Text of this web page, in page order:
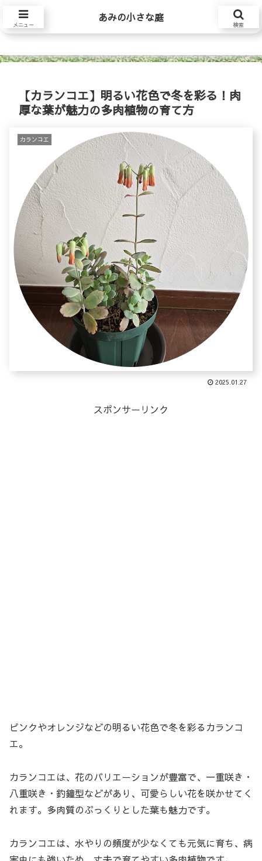
あみの小さな庭
【カランコエ】明るい花色で冬を彩る！肉
厚な葉が魅力の多肉植物の育て方
カランコエ
2025.01.27
スポンサーリンク
ピンクやオレンジなどの明るい花色で冬を彩るカランコ
エ。
カランコエは、花のバリエーションが豊富で、一重咲き・
八重咲き・釣鐘型などがあり、可愛らしい花を咲かせてく
れます。多肉質のぷっくりとした葉も魅力です。
カランコエは、水やりの頻度が少なくても元気に育ち、病
メニュー
あみの小さな庭
検索